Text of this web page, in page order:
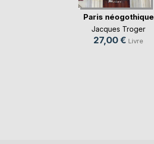
Paris néogothique
Jacques Troger
27,00 € Livre